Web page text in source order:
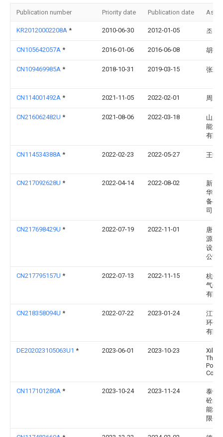
Publication number Priority date Publication date
KR20120002208A * 2010-06-30 2012-01-05 조현
CN105642057A * 2016-01-06 2016-06-08 胡振
CN109469985A * 2018-10-31 2019-03-15 张玲
CN114001492A * 2021-11-05 2022-02-01 周广
CN216062482U * 2021-08-06 2022-03-18
山东
能源
有限
CN114534388A * 2022-02-23 2022-05-27 王学
CN217092628U * 2022-04-14 2022-08-02
新乡
华净
备有
司
CN217698429U * 2022-07-19 2022-11-01
唐山
源自
设备
公司
CN217795157U * 2022-07-13 2022-11-15
杭州
气体
有限
CN218358094U * 2022-07-22 2023-01-24
江苏
环保
有限
DE202023105063U1 * 2023-06-01 2023-10-23
Co.,
CN117101280A * 2023-10-24 2023-11-24
泰州
砼易
能科
限公